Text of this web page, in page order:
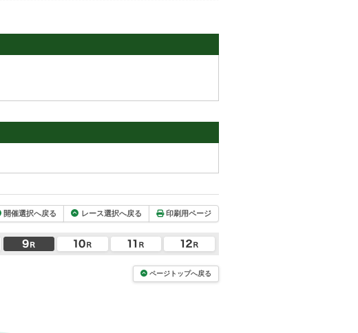
開催選択へ戻る レース選択へ戻る 印刷用ページ
ページトップへ戻る